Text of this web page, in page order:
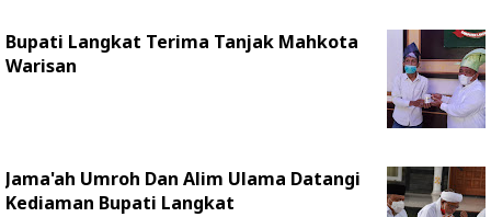
Bupati Langkat Terima Tanjak Mahkota
Warisan
Jama'ah Umroh Dan Alim Ulama Datangi
Kediaman Bupati Langkat